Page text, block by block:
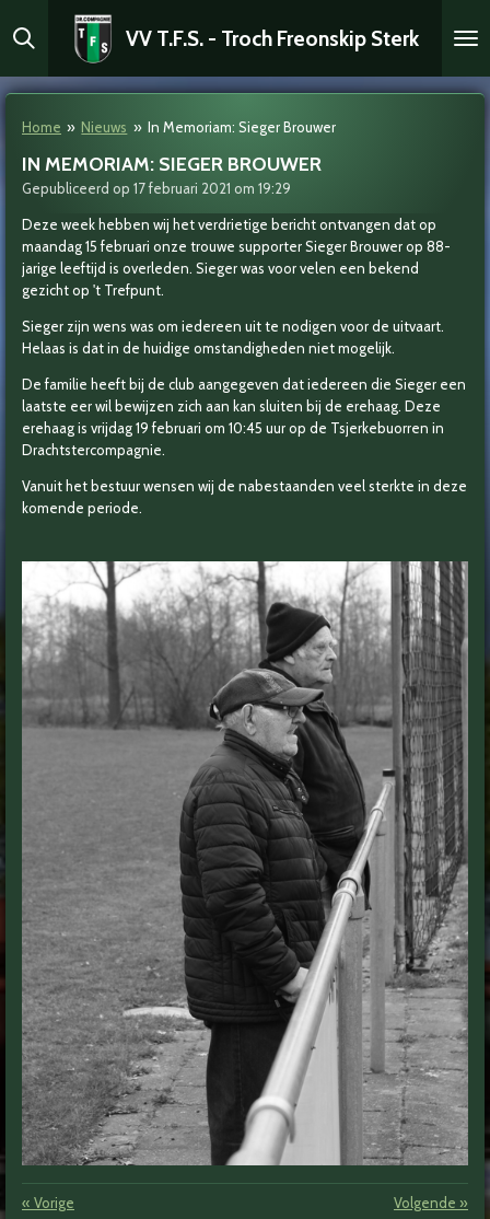
direct
de
VV T.F.S. - Troch Freonskip Sterk
Home » Nieuws » In Memoriam: Sieger Brouwer
IN MEMORIAM: SIEGER BROUWER
Gepubliceerd op 17 februari 2021 om 19:29
Deze week hebben wij het verdrietige bericht ontvangen dat op
maandag 15 februari onze trouwe supporter Sieger Brouwer op 88-
jarige leeftijd is overleden. Sieger was voor velen een bekend
gezicht op 't Trefpunt.
Sieger zijn wens was om iedereen uit te nodigen voor de uitvaart.
Helaas is dat in de huidige omstandigheden niet mogelijk.
De familie heeft bij de club aangegeven dat iedereen die Sieger een
laatste eer wil bewijzen zich aan kan sluiten bij de erehaag. Deze
erehaag is vrijdag 19 februari om 10:45 uur op de Tsjerkebuorren in
Drachtstercompagnie.
Vanuit het bestuur wensen wij de nabestaanden veel sterkte in deze
komende periode.
« Vorige Volgende »